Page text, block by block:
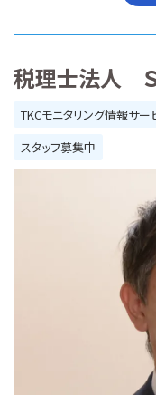
税理士法人 Ｓ
TKCモニタリング情報サー
スタッフ募集中